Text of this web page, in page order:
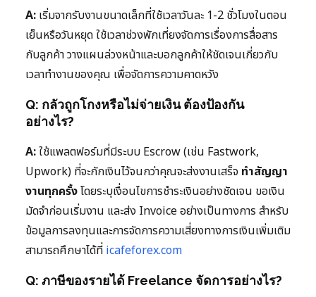
A: เริ่มจากรับงานขนาดเล็กที่ใช้เวลาวันละ 1-2 ชั่วโมงในตอน
เย็นหรือวันหยุด ใช้เวลาช่วงพักเที่ยงจัดการเรื่องการสื่อสาร
กับลูกค้า วางแผนล่วงหน้าและบอกลูกค้าให้ชัดเจนเกี่ยวกับ
เวลาทำงานของคุณ เพื่อจัดการความคาดหวัง
Q: กลัวถูกโกงหรือไม่จ่ายเงิน ต้องป้องกัน
อย่างไร?
A:ใช้แพลตฟอร์มที่มีระบบ Escrow (เช่น Fastwork,
Upwork) ที่จะกักเงินไว้จนกว่าคุณจะส่งงานเสร็จ ทำสัญญา
งานทุกครั้งโดยระบุเงื่อนไขการชำระเงินอย่างชัดเจน ขอเงิน
มัดจำก่อนเริ่มงาน และส่ง Invoice อย่างเป็นทางการ สำหรับ
ข้อมูลการลงทุนและการจัดการความเสี่ยงทางการเงินเพิ่มเติม
สามารถศึกษาได้ที่ icafeforex.com
Q: ภาษีของรายได้ Freelance จัดการอย่างไร?